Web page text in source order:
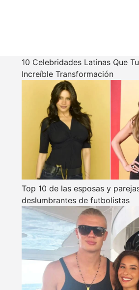
10 Celebridades Latinas Que
Increíble Transformación
Top 10 de las esposas y
deslumbrantes de futbolistas